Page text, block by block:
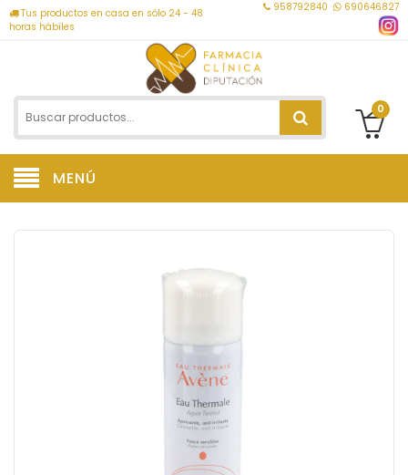
Tus productos en casa en sólo 24 - 48
horas hábiles
958792840 690646827
0
MENÚ